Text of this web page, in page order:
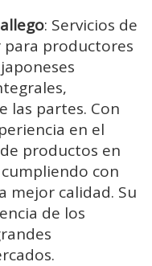
: Servicios de
productores
las partes. Con
en el
productos en
con
mejor calidad. Su
de los